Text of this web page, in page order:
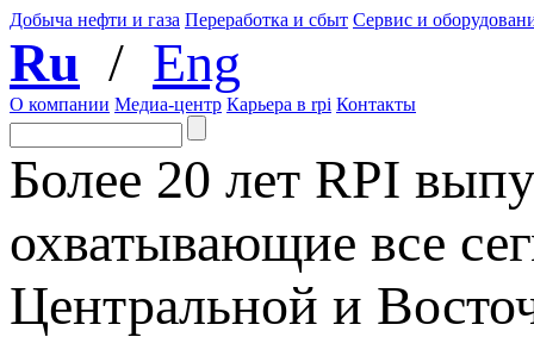
Добыча нефти и газа Переработка и сбыт Сервис и
Ru / Eng
О компании Медиа-центр Карьера в rpi Контакты
Более 20 лет RPI
охватывающие все
Центральной и